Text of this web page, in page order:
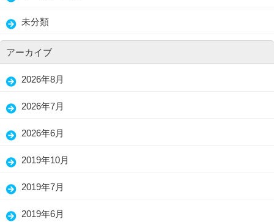
未分類
アーカイブ
2026年8月
2026年7月
2026年6月
2019年10月
2019年7月
2019年6月